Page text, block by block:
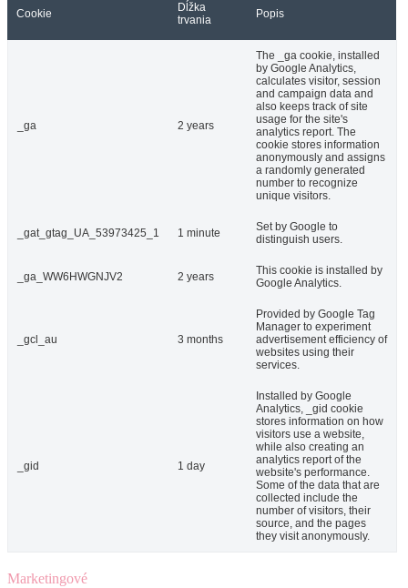
Cookie
Dĺžka
trvania
Popis
_ga 2 years
The _ga cookie, installed
by Google Analytics,
calculates visitor, session
and campaign data and
also keeps track of site
usage for the site's
analytics report. The
cookie stores information
anonymously and assigns
a randomly generated
number to recognize
unique visitors.
_gat_gtag_UA_53973425_1 1 minute
Set by Google to
distinguish users.
_ga_WW6HWGNJV2 2 years
This cookie is installed by
Google Analytics.
_gcl_au 3 months
Provided by Google Tag
Manager to experiment
advertisement efficiency of
websites using their
services.
_gid 1 day
Installed by Google
Analytics, _gid cookie
stores information on how
visitors use a website,
while also creating an
analytics report of the
website's performance.
Some of the data that are
collected include the
number of visitors, their
source, and the pages
they visit anonymously.
Marketingové